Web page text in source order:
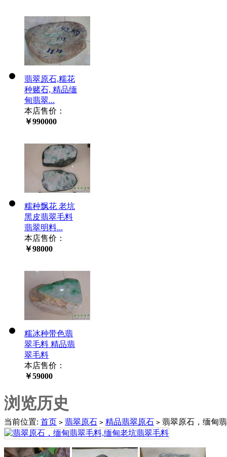
翡翠原石,糯花
种赌石, 精品缅
甸翡翠...
本店售价：
￥990000
糯种飘花 老坑
黑皮翡翠毛料
翡翠明料...
本店售价：
￥98000
糯冰种带色翡
翠毛料 精品翡
翠毛料
本店售价：
￥59000
浏览历史
当前位置: 首页 > 翡翠原石 > 精品翡翠原石 > 翡翠原石，缅甸